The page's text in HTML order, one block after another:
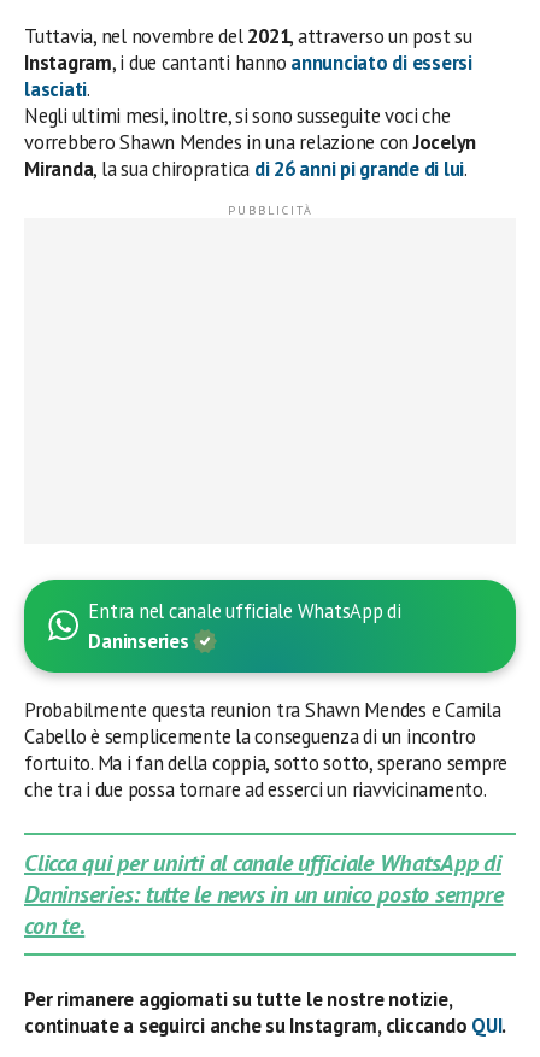
Tuttavia, nel novembre del2021, attraverso un post su
Instagram, i due cantanti hanno annunciato di essersi
lasciati.
Negli ultimi mesi, inoltre, si sono susseguite voci che
vorrebbero Shawn Mendes in una relazione conJocelyn
Miranda, la sua chiropratica di26 annipi grande di lui.
Entra nel canale ufficiale WhatsApp di
Daninseries
Probabilmente questa reunion tra Shawn Mendes e Camila
Cabello è semplicemente la conseguenza di un incontro
fortuito. Ma i fan della coppia, sotto sotto, sperano sempre
che tra i due possa tornare ad esserci un riavvicinamento.
Clicca qui per unirti al canale ufficiale WhatsApp di
Daninseries: tutte le news in un unico posto sempre
con te.
Per rimanere aggiornati su tutte le nostre notizie,
continuate a seguirci anche su Instagram, cliccando QUI.